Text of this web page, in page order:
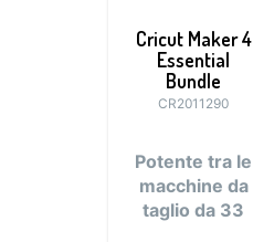
Cricut Maker 4
Essential
Bundle
CR2011290
Potente tra le
macchine da
taglio da 33